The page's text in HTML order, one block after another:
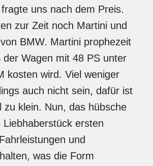
uns nach dem Preis.
zur Zeit noch Martini und
BMW. Martini prophezeit
der Wagen mit 48 PS unter
kosten wird. Viel weniger
auch nicht sein, dafür ist
zu klein. Nun, das hübsche
Liebhaberstück ersten
und
was die Form